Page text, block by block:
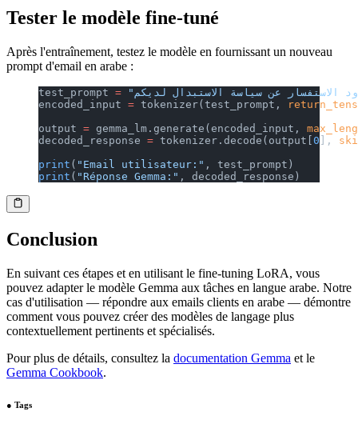
Tester le modèle fine-tuné
Après l'entraînement, testez le modèle en fournissant un nouveau
prompt d'email en arabe :
test_prompt =
encoded_input = tokenizer(test_prompt,
output = gemma_lm.generate(encoded_input,
decoded_response = tokenizer.decode(output[0 ],
print ( "Email utilisateur:" , test_prompt)
print ( "Réponse Gemma:" , decoded_response)
Conclusion
En suivant ces étapes et en utilisant le fine-tuning LoRA, vous
pouvez adapter le modèle Gemma aux tâches en langue arabe. Notre
cas d'utilisation — répondre aux emails clients en arabe — démontre
comment vous pouvez créer des modèles de langage plus
contextuellement pertinents et spécialisés.
Pour plus de détails, consultez la documentation Gemma et le
Gemma Cookbook.
● Tags